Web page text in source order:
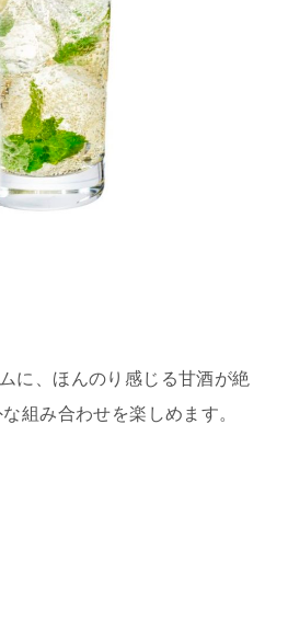
に、ほんのり感じる甘酒が絶
組み合わせを楽しめます。